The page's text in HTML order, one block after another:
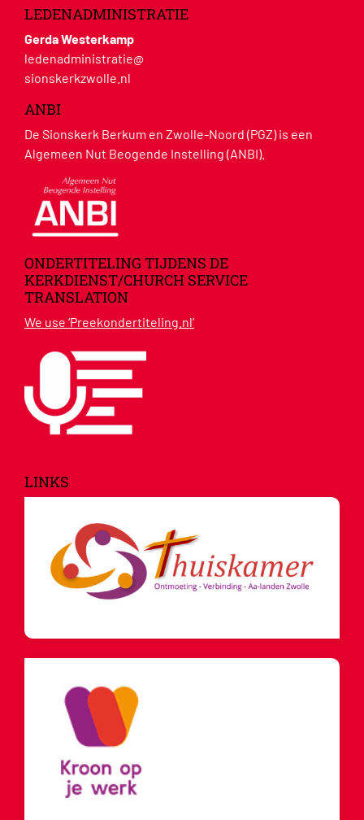
LEDENADMINISTRATIE
Gerda Westerkamp
ledenadministratie@
sionskerkzwolle.nl
ANBI
De Sionskerk Berkum en Zwolle-Noord (PGZ) is een
Algemeen Nut Beogende Instelling (ANBI).
ONDERTITELING TIJDENS DE
KERKDIENST/CHURCH SERVICE
TRANSLATION
We use ‘Preekondertiteling.nl’
LINKS